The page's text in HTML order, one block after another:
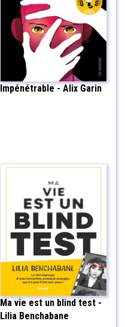
Impénétrable - Alix Garin
Ma vie est un blind test -
Lilia Benchabane